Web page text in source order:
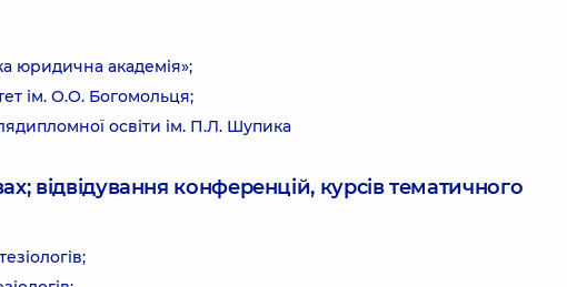
юридична академія»;
ім. О.О. Богомольця;
освіти ім. П.Л. Шупика
відвідування конференцій, курсів тематичного